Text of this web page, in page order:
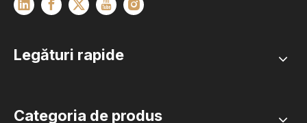
Legături rapide
Categoria de produs